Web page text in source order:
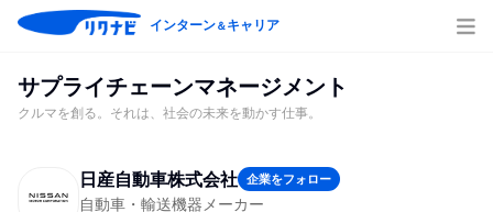
インターン＆キャリア
サプライチェーンマネージメント
クルマを創る。それは、社会の未来を動かす仕事。
日産自動車株式会社 企業をフォロー
自動車・輸送機器メーカー